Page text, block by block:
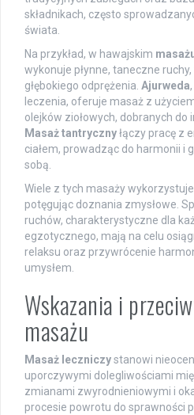
składnikach, często
świata.
Na przykład, w hawajskim
wykonuje płynne, taneczne
głębokiego odprężenia. Ajurweda
leczenia, oferuje masaż z
olejków ziołowych, dobranych do
Masaż tantrycznyłączy pracę z
ciałem, prowadząc do harmonii i
sobą.
Wiele z tych masaży
potęgując doznania zmysłowe.
ruchów, charakterystyczne dla
egzotycznego, mają na celu
relaksu oraz przywrócenie
umysłem.
Wskazania i
masażu
Masaż leczniczystanowi
uporczywymi dolegliwościami
zmianami zwyrodnieniowymi i
procesie powrotu do sprawności